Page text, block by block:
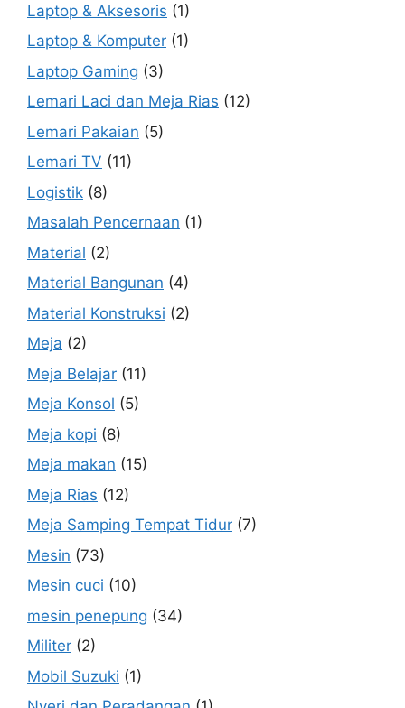
Laptop & Aksesoris (1)
Laptop & Komputer (1)
Laptop Gaming (3)
Lemari Laci dan Meja Rias (12)
Lemari Pakaian (5)
Lemari TV (11)
Logistik (8)
Masalah Pencernaan (1)
Material (2)
Material Bangunan (4)
Material Konstruksi (2)
Meja (2)
Meja Belajar (11)
Meja Konsol (5)
Meja kopi (8)
Meja makan (15)
Meja Rias (12)
Meja Samping Tempat Tidur (7)
Mesin (73)
Mesin cuci (10)
mesin penepung (34)
Militer (2)
Mobil Suzuki (1)